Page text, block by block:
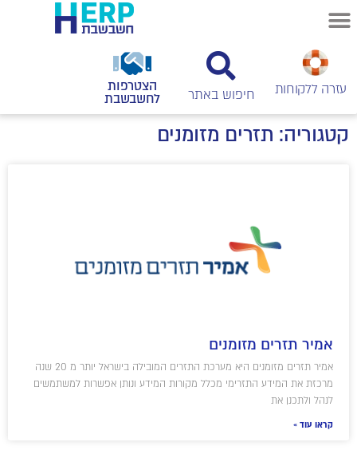
עזרה ללקוחות הצטרפות
לחשבשבת
קטגוריה: תזרים מזומנים
אמיר תזרים מזומנים
אמיר תזרים מזומנים היא מערכת התזרים המובילה בישראל יותר מ 20 שנה
מרכזת את המידע התזרימי מכלל מקורות המידע ונותן אפשרות למשתמשים
לנהל ולתכנן את
קראו עוד »